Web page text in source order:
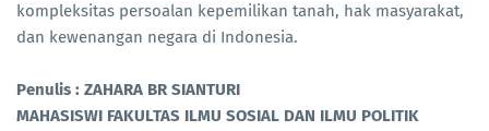
kompleksitas persoalan kepemilikan tanah, hak masyarakat,
dan kewenangan negara di Indonesia.
Penulis : ZAHARA BR SIANTURI
MAHASISWI FAKULTAS ILMU SOSIAL DAN ILMU POLITIK